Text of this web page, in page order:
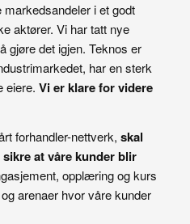
i et godt
aktører. Vi har tatt nye
gjøre det igjen. Teknos er
har en sterk
eiere. Vi er klare for videre
forhandler-nettverk, skal
at våre kunder blir
opplæring og kurs
arenaer hvor våre kunder